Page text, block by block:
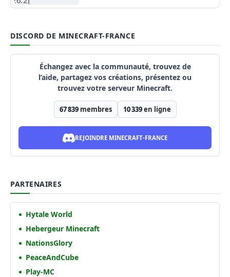
DISCORD DE MINECRAFT-FRANCE
Échangez avec la communauté, trouvez de
l’aide, partagez vos créations, présentez ou
trouvez votre serveur Minecraft.
67 839membres 10 339en ligne
REJOINDRE MINECRAFT-FRANCE
PARTENAIRES
Hytale World
Hebergeur Minecraft
NationsGlory
PeaceAndCube
Play-MC